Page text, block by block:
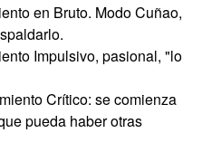
en Bruto. Modo Cuñao,
Impulsivo, pasional, "lo
Crítico: se comienza
pueda haber otras